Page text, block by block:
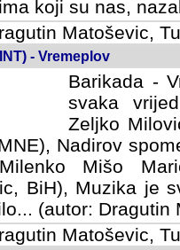
koji su nas,
Matoševic,
- Vremeplov
Barikada -
svaka
Milovic,
spomenar
Maric, UK),
svirala (autor:
Matosevic,
Matoševic,